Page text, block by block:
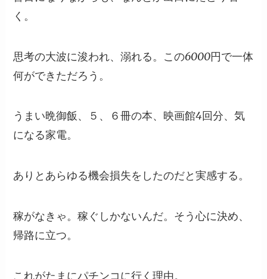
く。
思考の大波に浚われ、溺れる。この6000円で一体
何ができただろう。
うまい晩御飯、５、６冊の本、映画館4回分、気
になる家電。
ありとあらゆる機会損失をしたのだと実感する。
稼がなきゃ。稼ぐしかないんだ。そう心に決め、
帰路に立つ。
これがたまにパチンコに行く理由。